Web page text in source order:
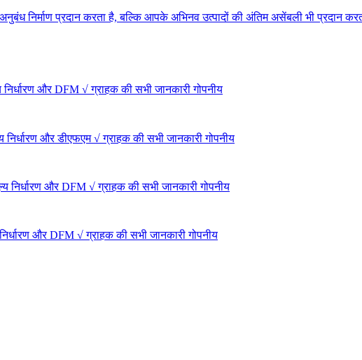
निर्माण प्रदान करता है, बल्कि आपके अभिनव उत्पादों की अंतिम असेंबली भी प्रदान
और DFM √ ग्राहक की सभी जानकारी गोपनीय
और डीएफएम √ ग्राहक की सभी जानकारी गोपनीय
निर्धारण और DFM √ ग्राहक की सभी जानकारी गोपनीय
और DFM √ ग्राहक की सभी जानकारी गोपनीय